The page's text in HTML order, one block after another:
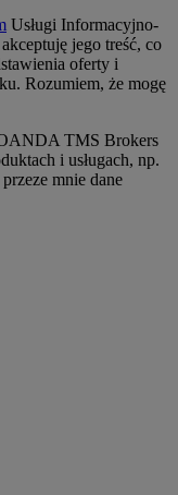
Usługi Informacyjno-
jego treść, co
oferty i
Rozumiem, że mogę
TMS Brokers
i usługach, np.
mnie dane